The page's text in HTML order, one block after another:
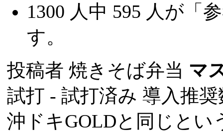
1300 人中 595 人が「
す。
投稿者 焼きそば弁当 マ
試打 - 試打済み 導入推
沖ドキGOLDと同じとい